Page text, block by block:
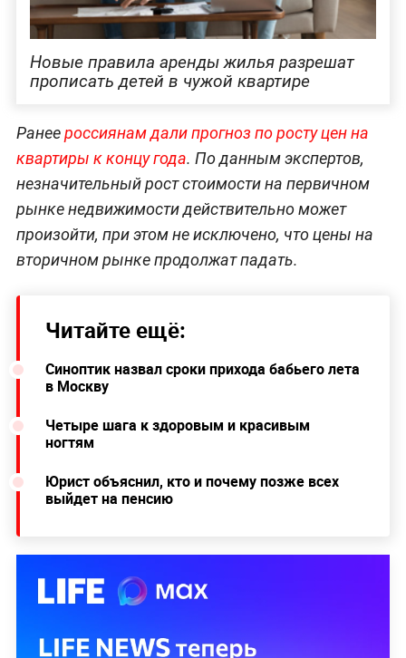
Новые правила аренды жилья разрешат
прописать детей в чужой квартире
Ранеероссиянам дали прогноз по росту цен на
квартиры к концу года. По данным экспертов,
незначительный рост стоимости на первичном
рынке недвижимости действительно может
произойти, при этом не исключено, что цены на
вторичном рынке продолжат падать.
Читайте ещё:
Синоптик назвал сроки прихода бабьего лета
в Москву
Четыре шага к здоровым и красивым
ногтям
Юрист объяснил, кто и почему позже всех
выйдет на пенсию